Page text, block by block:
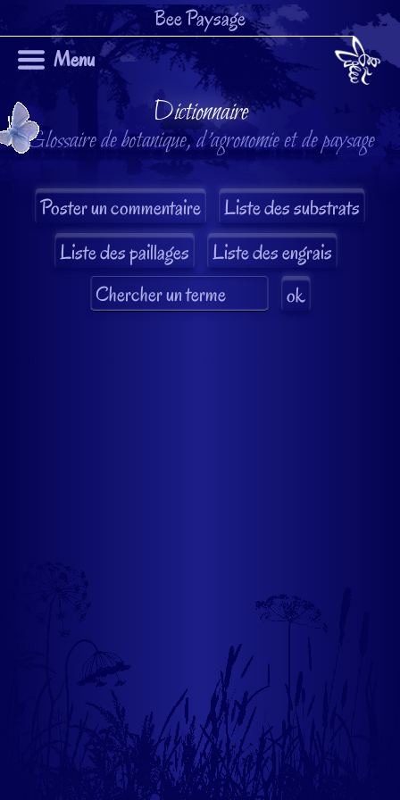
Bee Paysage
Menu
Dictionnaire
Glossaire de botanique, d'agronomie et de paysage
Liste des substrats
Liste des paillages
Liste des engrais